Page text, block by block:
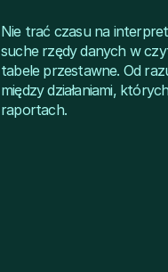
Nie trać czasu na
suche rzędy danych w
tabele przestawne. Od
między działaniami,
raportach.